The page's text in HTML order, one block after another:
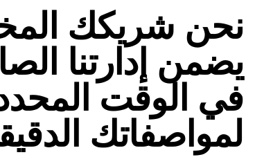
نحن شريكك
يضمن إدارتنا
في الوقت
لمواصفاتك